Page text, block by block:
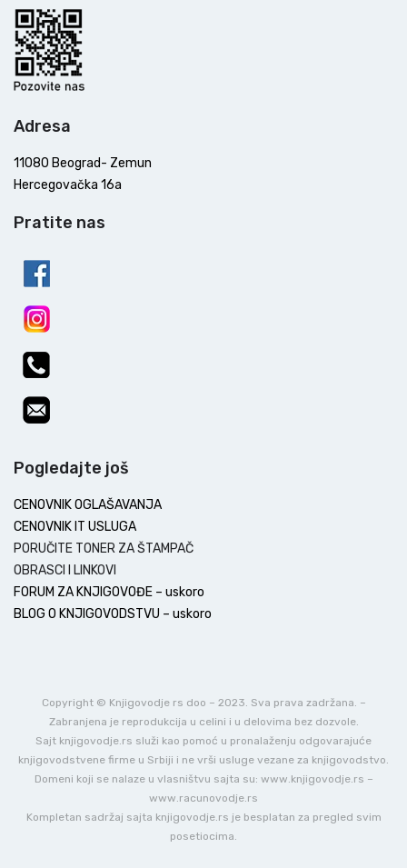
Adresa
11080 Beograd- Zemun
Hercegovačka 16a
Pratite nas
Pogledajte još
CENOVNIK OGLAŠAVANJA
CENOVNIK IT USLUGA
PORUČITE TONER ZA ŠTAMPAČ
OBRASCI I LINKOVI
FORUM ZA KNJIGOVOĐE – uskoro
BLOG O KNJIGOVODSTVU – uskoro
Copyright © Knjigovodje rs doo – 2023. Sva prava zadržana. –
Zabranjena je reprodukcija u celini i u delovima bez dozvole.
Sajt knjigovodje.rs služi kao pomoć u pronalaženju odgovarajuće
knjigovodstvene firme u Srbiji i ne vrši usluge vezane za knjigovodstvo.
Domeni koji se nalaze u vlasništvu sajta su: www.knjigovodje.rs –
www.racunovodje.rs
Kompletan sadržaj sajta knjigovodje.rs je besplatan za pregled svim
posetiocima.